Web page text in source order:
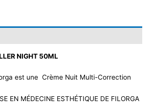
NIGHT 50ML
est une Crème Nuit Multi-Correction
EN MÉDECINE ESTHÉTIQUE DE FILORGA